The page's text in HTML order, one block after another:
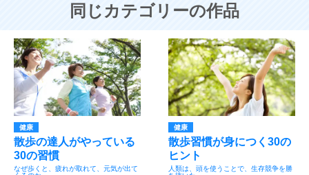
同じカテゴリーの作品
健康
散歩の達人がやっている
30の習慣
なぜ歩くと、疲れが取れて、元気が出て
健康
散歩習慣が身につく30の
ヒント
人類は、頭を使うことで、生存競争を勝